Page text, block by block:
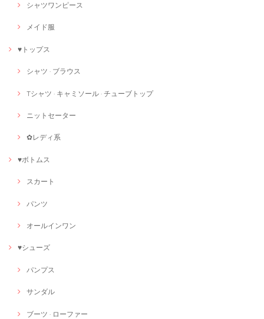
シャツワンピース
メイド服
♥トップス
シャツ · ブラウス
Tシャツ · キャミソール · チューブトップ
ニットセーター
✿レディ系
♥ボトムス
スカート
パンツ
オールインワン
♥シューズ
パンプス
サンダル
ブーツ · ローファー